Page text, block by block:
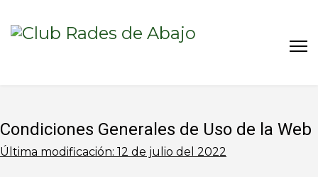
Condiciones Generales de Uso de la Web
Última modificación: 12 de julio del 2022